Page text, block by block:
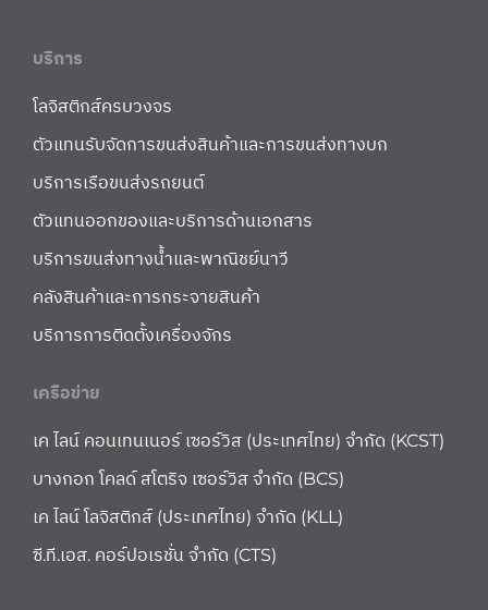
บริการ
โลจิสติกส์ครบวงจร
ตัวแทนรับจัดการขนส่งสินค้าและการขนส่งทางบก
บริการเรือขนส่งรถยนต์
ตัวแทนออกของและบริการด้านเอกสาร
บริการขนส่งทางน้ำและพาณิชย์นาวี
คลังสินค้าและการกระจายสินค้า
บริการการติดตั้งเครื่องจักร
เครือข่าย
เค ไลน์ คอนเทนเนอร์ เซอร์วิส (ประเทศไทย) จำกัด (KCST)
บางกอก โคลด์ สโตริจ เซอร์วิส จำกัด (BCS)
เค ไลน์ โลจิสติกส์ (ประเทศไทย) จำกัด (KLL)
ซี.ที.เอส. คอร์ปอเรชั่น จำกัด (CTS)